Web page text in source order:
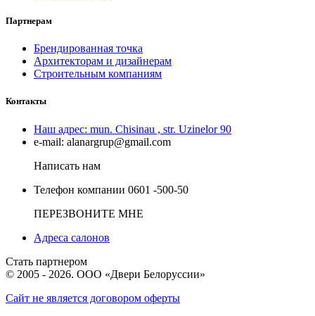
Партнерам
Брендированная точка
Архитекторам и дизайнерам
Строительным компаниям
Контакты
Наш адрес: mun. Chisinau , str. Uzinelor 90
e-mail: alanargrup@gmail.com
Написать нам
Телефон компании 0601 -500-50
ПЕРЕЗВОНИТЕ МНЕ
Адреса салонов
Стать партнером
© 2005 - 2026. ООО «Двери Белоруссии»
Сайт не является договором оферты